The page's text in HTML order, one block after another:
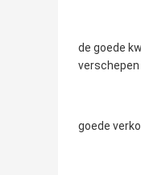
de goede
goede